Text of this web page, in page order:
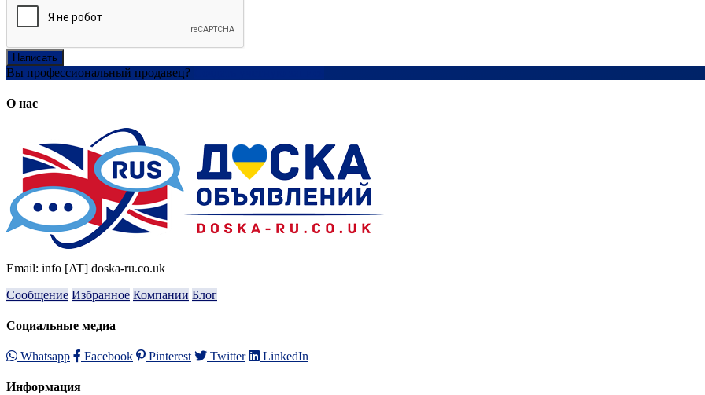
Написать
Вы профессиональный продавец?
О нас
Email: info [AT] doska-ru.co.uk
Сообщение Избранное Компании Блог
Социальные медиа
Whatsapp Facebook Pinterest Twitter LinkedIn
Информация